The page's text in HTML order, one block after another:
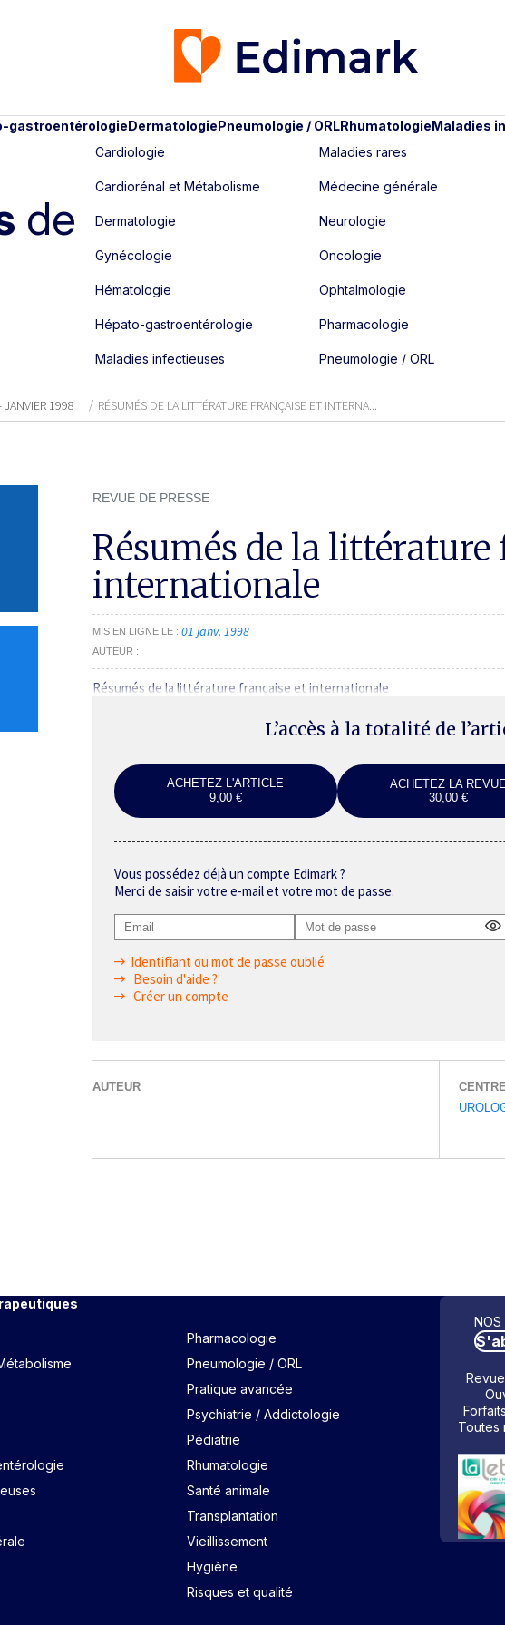
gastroentérologieDermatologiePneumologie / ORLRhumatologieMaladies
de
Cardiologie
Cardiorénal et Métabolisme
Dermatologie
Gynécologie
Hématologie
Hépato-gastroentérologie
Maladies infectieuses
Maladies rares
Médecine générale
Neurologie
Oncologie
Ophtalmologie
Pharmacologie
Pneumologie / ORL
JANVIER 1998 RÉSUMÉS DE LA LITTÉRATURE FRANÇAISE ET INTERNA...
REVUE DE PRESSE
Résumés de la littérature
internationale
MIS EN LIGNE LE 01 janv. 1998
AUTEUR
Résumés de la littérature française et internationale
L’accès à la totalité de
ACHETEZ L'ARTICLE
9,00 €
ACHETEZ LA
30,00 €
Vous possédez déjà un compte Edimark ?
Merci de saisir votre e-mail et votre mot de passe.
Identifiant ou mot de passe oublié
Besoin d'aide ?
Créer un compte
AUTEUR
Pharmacologie
Pneumologie / ORL
Pratique avancée
Psychiatrie / Addictologie
Pédiatrie
Rhumatologie
Santé animale
Transplantation
Vieillissement
Hygiène
Risques et qualité
NOS
Toutes